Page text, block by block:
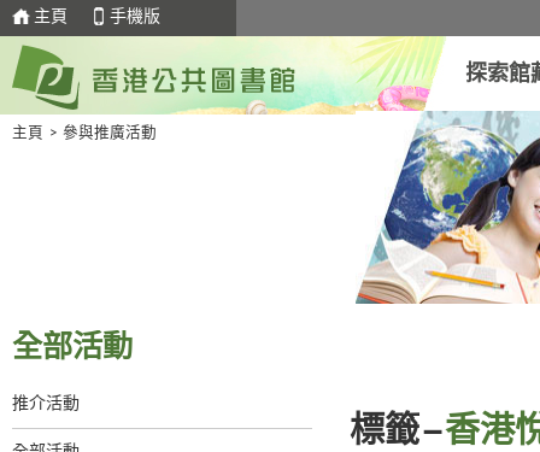
主頁 手機版
探索館
主頁 > 參與推廣活動
全部活動
推介活動
標籤–香港